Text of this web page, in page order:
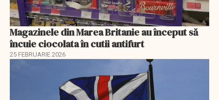
Magazinele din Marea Britanie au început să
încuie ciocolata în cutii antifurt
25 FEBRUARIE 2026